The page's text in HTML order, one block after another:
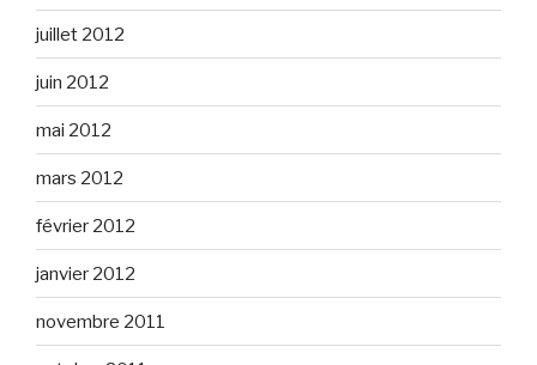
juillet 2012
juin 2012
mai 2012
mars 2012
février 2012
janvier 2012
novembre 2011